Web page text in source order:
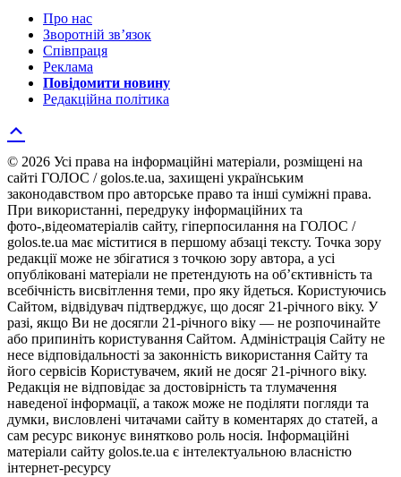
Про нас
Зворотній зв’язок
Співпраця
Реклама
Повідомити новину
Редакційна політика
© 2026 Усі права на інформаційні матеріали, розміщені на
сайті ГОЛОС / golos.te.ua, захищені українським
законодавством про авторське право та інші суміжні права.
При використанні, передруку інформаційних та
фото-,відеоматеріалів сайту, гіперпосилання на ГОЛОС /
golos.te.ua має міститися в першому абзаці тексту. Точка зору
редакції може не збігатися з точкою зору автора, а усі
опубліковані матеріали не претендують на об’єктивність та
всебічність висвітлення теми, про яку йдеться. Користуючись
Сайтом, відвідувач підтверджує, що досяг 21-річного віку. У
разі, якщо Ви не досягли 21-річного віку — не розпочинайте
або припиніть користування Сайтом. Адміністрація Сайту не
несе відповідальності за законність використання Сайту та
його сервісів Користувачем, який не досяг 21-річного віку.
Редакція не відповідає за достовірність та тлумачення
наведеної інформації, а також може не поділяти погляди та
думки, висловлені читачами сайту в коментарях до статей, а
сам ресурс виконує винятково роль носія. Інформаційні
матеріали сайту golos.te.ua є інтелектуальною власністю
інтернет-ресурсу